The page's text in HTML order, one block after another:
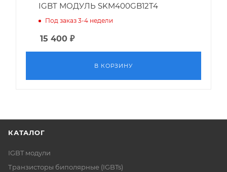
IGBT МОДУЛЬ SKM400GB12T4
Под заказ 3-4 недели
15 400 ₽
В КОРЗИНУ
КАТАЛОГ
IGBT модули
Транзисторы биполярные (IGBTs)